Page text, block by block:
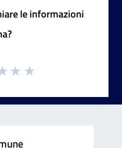
le informazioni